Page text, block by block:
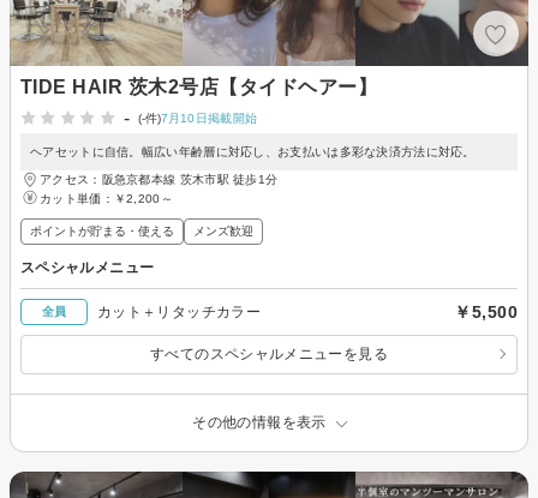
TIDE HAIR 茨木2号店【タイドヘアー】
-
(-件)7月10日掲載開始
ヘアセットに自信。幅広い年齢層に対応し、お支払いは多彩な決済方法に対応。
アクセス：阪急京都本線 茨木市駅 徒歩1分
カット単価： ￥2,200～
ポイントが貯まる・使える メンズ歓迎
スペシャルメニュー
全員 カット＋リタッチカラー ￥5,500
すべてのスペシャルメニューを見る
その他の情報を表示